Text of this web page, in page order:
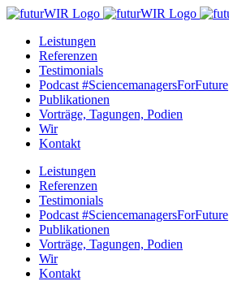
Zum
springenLeistungen
Referenzen
Testimonials
Podcast #SciencemanagersForFuture
Publikationen
Vorträge, Tagungen, Podien
Wir
Kontakt
Leistungen
Referenzen
Testimonials
Podcast #SciencemanagersForFuture
Publikationen
Vorträge, Tagungen, Podien
Wir
Kontakt